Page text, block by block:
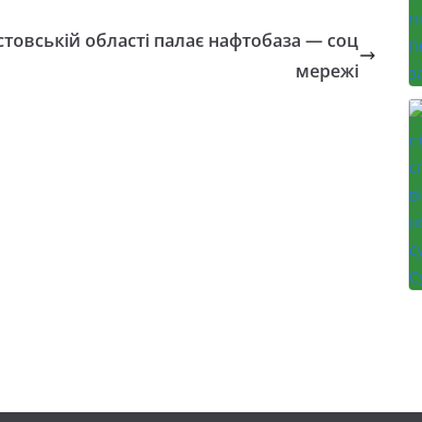
області палає нафтобаза — соц
мережі